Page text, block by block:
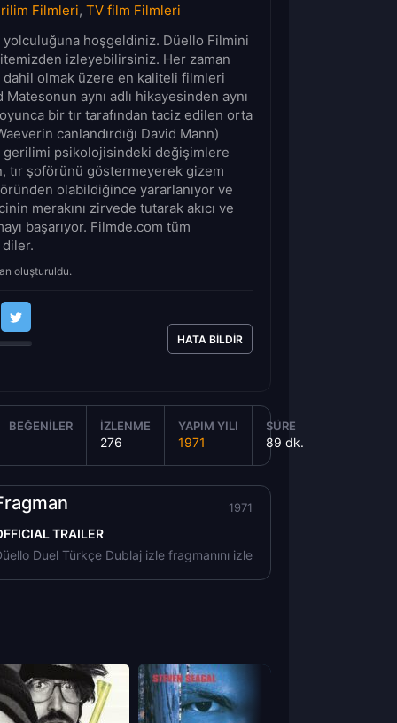
Filmleri, TV film Filmleri
hoşgeldiniz. Düello Filmini
izleyebilirsiniz. Her zaman
olmak üzere en kaliteli filmleri
aynı adlı hikayesinden aynı
bir tır tarafından taciz edilen orta
canlandırdığı David Mann)
gerilimi psikolojisindeki değişimlere
tır şoförünü göstermeyerek gizem
olabildiğince yararlanıyor ve
merakını zirvede tutarak akıcı ve
başarıyor. Filmde.com tüm
oluşturuldu.
HATA BILDIR
BEĞENILER İZLENME
276
YAPIM YILI
1971
SÜRE
89 dk.
TRAILER
Duel Türkçe Dublaj izle fragmanını izle
1971